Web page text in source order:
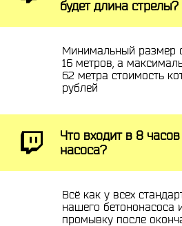
будет длина стрелы?
Минимальный размер
16 метров, а
62 метра стоимость
рублей
Что входит в 8
насоса?
Всё как у всех
нашего бетононасоса
промывку после